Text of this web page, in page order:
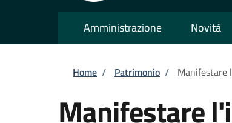
Amministrazione Novità
Briciole di pane
Home / Patrimonio / Manifestare
Manifestare